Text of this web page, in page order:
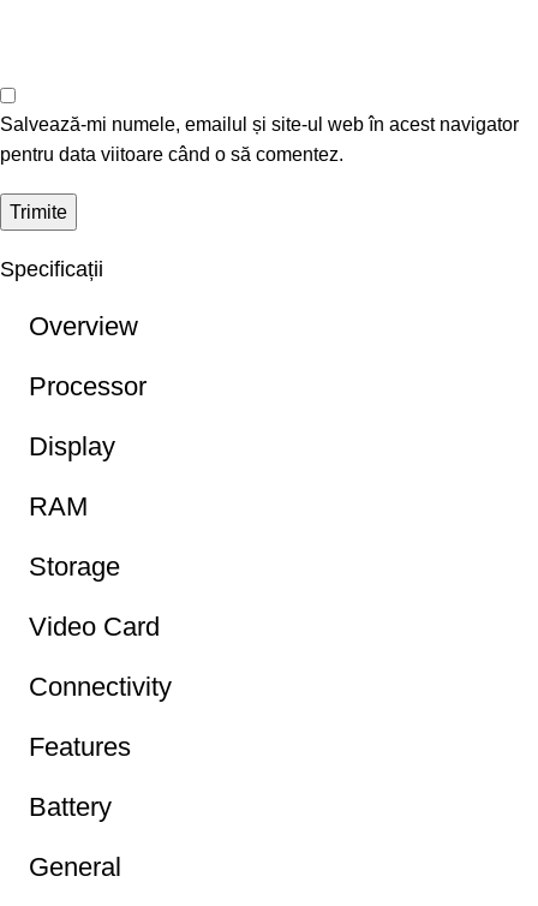
Salvează-mi numele, emailul și site-ul web în acest navigator
pentru data viitoare când o să comentez.
Specificații
Overview
Processor
Display
RAM
Storage
Video Card
Connectivity
Features
Battery
General